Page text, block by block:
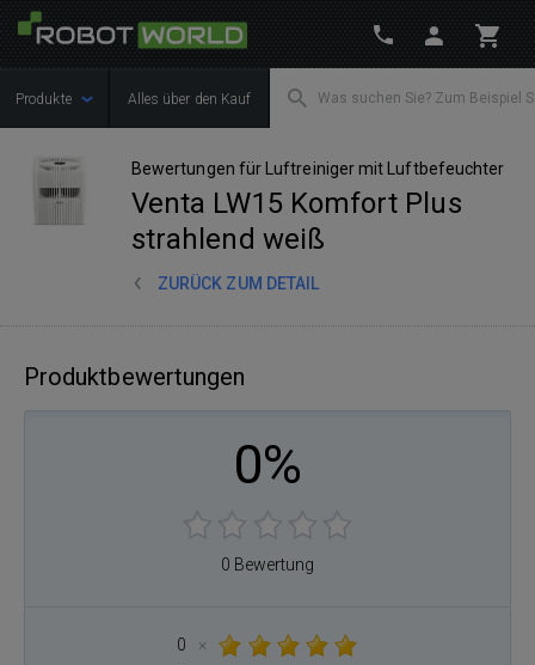
Produkte Alles über den Kauf
Bewertungen für Luftreiniger mit Luftbefeuchter
Venta LW15 Komfort Plus
strahlend weiß
ZURÜCK ZUM DETAIL
Produktbewertungen
0%
0 Bewertung
0
×